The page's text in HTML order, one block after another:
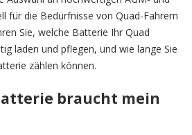
für die Bedürfnisse von Quad-Fahrern
Sie, welche Batterie Ihr Quad
laden und pflegen, und wie lange Sie
zählen können.
braucht mein